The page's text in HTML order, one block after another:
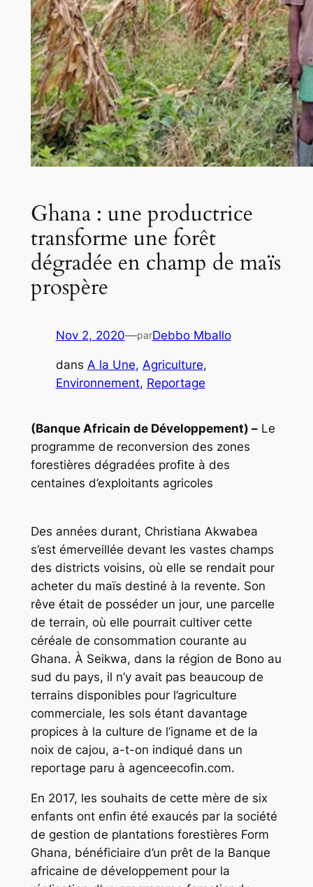
Ghana : une productrice
transforme une forêt
dégradée en champ de maïs
prospère
Nov 2, 2020—parDebbo Mballo
dans A la Une, Agriculture
Environnement, Reportage
(Banque Africain de Développement) – Le
programme de reconversion des zones
forestières dégradées profite à des
centaines d’exploitants agricoles
Des années durant, Christiana Akwabea
s’est émerveillée devant les vastes champs
des districts voisins, où elle se rendait pour
acheter du maïs destiné à la revente. Son
rêve était de posséder un jour, une parcelle
de terrain, où elle pourrait cultiver cette
céréale de consommation courante au
Ghana. À Seikwa, dans la région de Bono au
sud du pays, il n’y avait pas beaucoup de
terrains disponibles pour l’agriculture
commerciale, les sols étant davantage
propices à la culture de l’igname et de la
noix de cajou, a-t-on indiqué dans un
reportage paru à agenceecofin.com.
En 2017, les souhaits de cette mère de six
enfants ont enfin été exaucés par la société
de gestion de plantations forestières Form
Ghana, bénéficiaire d’un prêt de la Banque
africaine de développement pour la